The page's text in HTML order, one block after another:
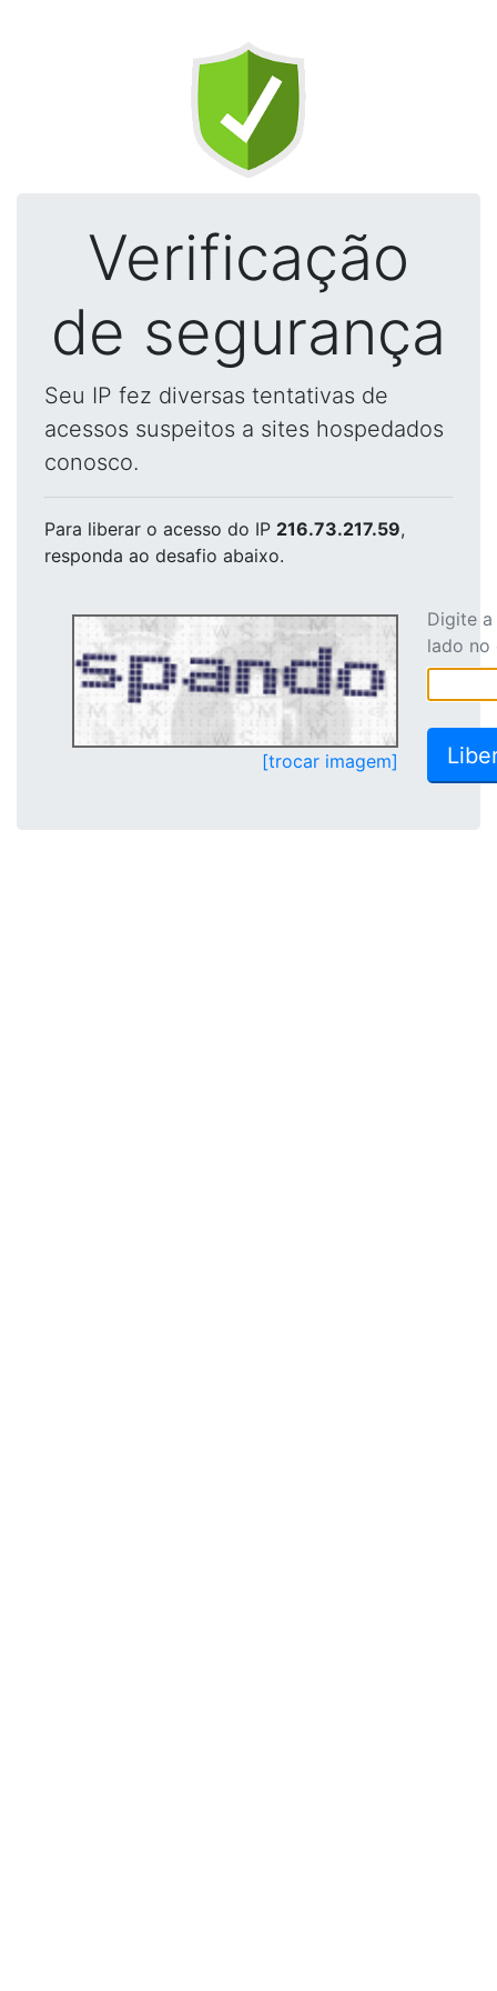
Verificação
de segurança
Seu IP fez diversas tentativas de
acessos suspeitos a sites hospedados
conosco.
Para liberar o acesso do IP 216.73.217.59,
responda ao desafio abaixo.
[trocar imagem]
Digite
lado no